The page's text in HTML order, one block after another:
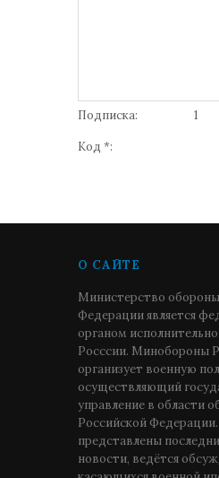
Подписка: 1
Код *:
О САЙТЕ
Министерство
Федерации является
органом
Росссии. Минобороны
организует военную
осуществляющий
управление в области
Российской
представлены
новости, ведётся